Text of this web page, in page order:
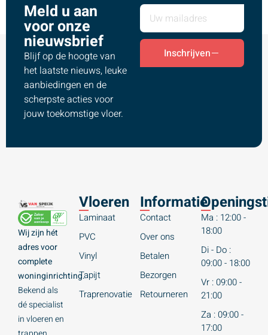
Meld u aan
voor onze
nieuwsbrief
Blijf op de hoogte van
het laatste nieuws, leuke
aanbiedingen en de
scherpste acties voor
jouw toekomstige vloer.
Inschrijven
Wij zijn hét
adres voor
complete
woninginrichting.
Bekend als
dé specialist
in vloeren en
Vloeren
Laminaat
PVC
Vinyl
Tapijt
Traprenovatie
Informatie
Contact
Over ons
Betalen
Bezorgen
Retourneren
Ma : 12:00 -
18:00
Di - Do :
09:00 - 18:00
Vr : 09:00 -
21:00
Za : 09:00 -
17:00